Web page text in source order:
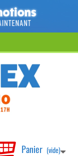
Panier (vide)